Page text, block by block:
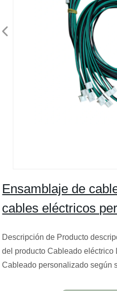
Ensamblaje de
cables eléctricos
Descripción de Producto
del producto Cableado eléctrico
Cableado personalizado según